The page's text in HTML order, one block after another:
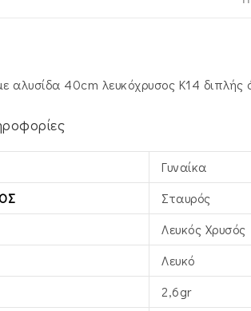
αλυσίδα 40cm λευκόχρυσος Κ14
Γυναίκα
Σταυρός
Λευκός Xρυσός
Λευκό
2,6gr